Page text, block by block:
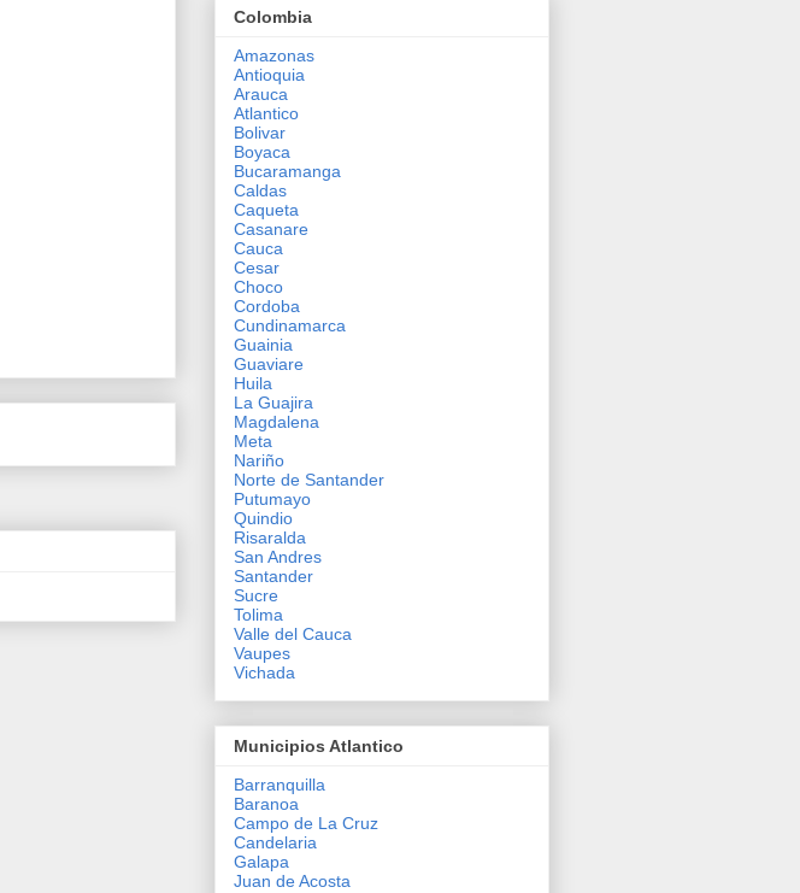
Colombia
Amazonas
Antioquia
Arauca
Atlantico
Bolivar
Boyaca
Bucaramanga
Caldas
Caqueta
Casanare
Cauca
Cesar
Choco
Cordoba
Cundinamarca
Guainia
Guaviare
Huila
La Guajira
Magdalena
Meta
Nariño
Norte de Santander
Putumayo
Quindio
Risaralda
San Andres
Santander
Sucre
Tolima
Valle del Cauca
Vaupes
Vichada
Municipios Atlantico
Barranquilla
Baranoa
Campo de La Cruz
Candelaria
Galapa
Juan de Acosta